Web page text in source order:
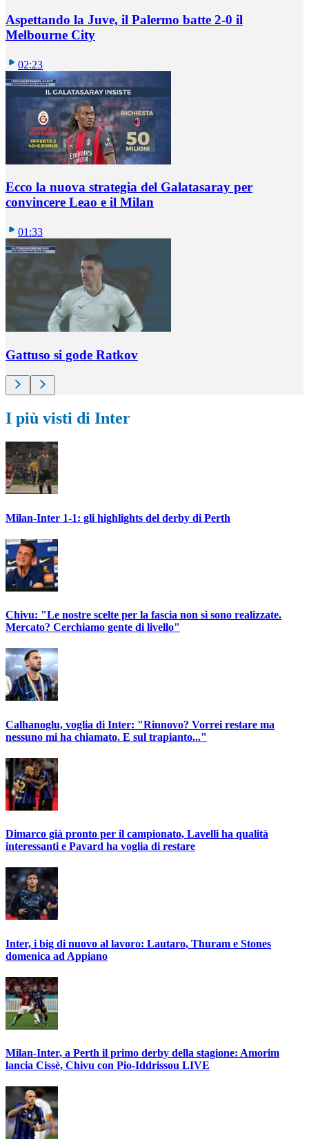
Aspettando la Juve, il Palermo batte 2-0 il
Melbourne City
02:23
Ecco la nuova strategia del Galatasaray per
convincere Leao e il Milan
01:33
Gattuso si gode Ratkov
I più visti di Inter
Milan-Inter 1-1: gli highlights del derby di Perth
Chivu: "Le nostre scelte per la fascia non si sono realizzate.
Mercato? Cerchiamo gente di livello"
Calhanoglu, voglia di Inter: "Rinnovo? Vorrei restare ma
nessuno mi ha chiamato. E sul trapianto..."
Dimarco già pronto per il campionato, Lavelli ha qualità
interessanti e Pavard ha voglia di restare
Inter, i big di nuovo al lavoro: Lautaro, Thuram e Stones
domenica ad Appiano
Milan-Inter, a Perth il primo derby della stagione: Amorim
lancia Cissè, Chivu con Pio-Iddrissou LIVE